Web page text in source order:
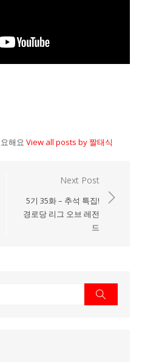
해요 View all posts by 짤태식
Next Post
5기 35화 – 추석 특집!
경로당 리그 오브 레전
드